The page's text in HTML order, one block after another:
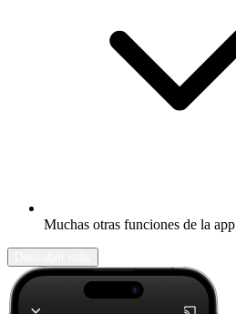
Muchas otras funciones de la app